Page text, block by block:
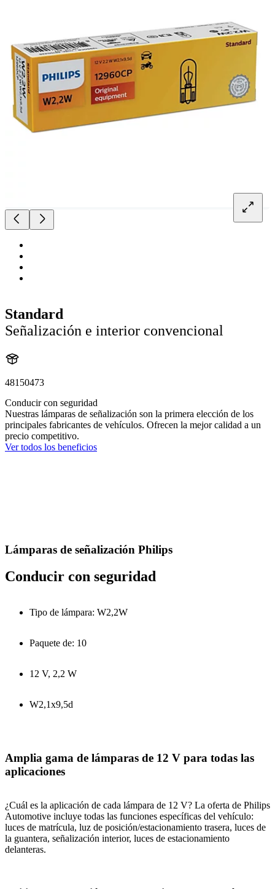
Standard
Señalización e interior convencional
48150473
Conducir con seguridad
Nuestras lámparas de señalización son la primera elección de los
principales fabricantes de vehículos. Ofrecen la mejor calidad a un
precio competitivo.
Ver todos los beneficios
Lámparas de señalización Philips
Conducir con seguridad
Tipo de lámpara: W2,2W
Paquete de: 10
12 V, 2,2 W
W2,1x9,5d
Amplia gama de lámparas de 12 V para todas las
aplicaciones
¿Cuál es la aplicación de cada lámpara de 12 V? La oferta de Philips
Automotive incluye todas las funciones específicas del vehículo:
luces de matrícula, luz de posición/estacionamiento trasera, luces de
la guantera, señalización interior, luces de estacionamiento
delanteras.